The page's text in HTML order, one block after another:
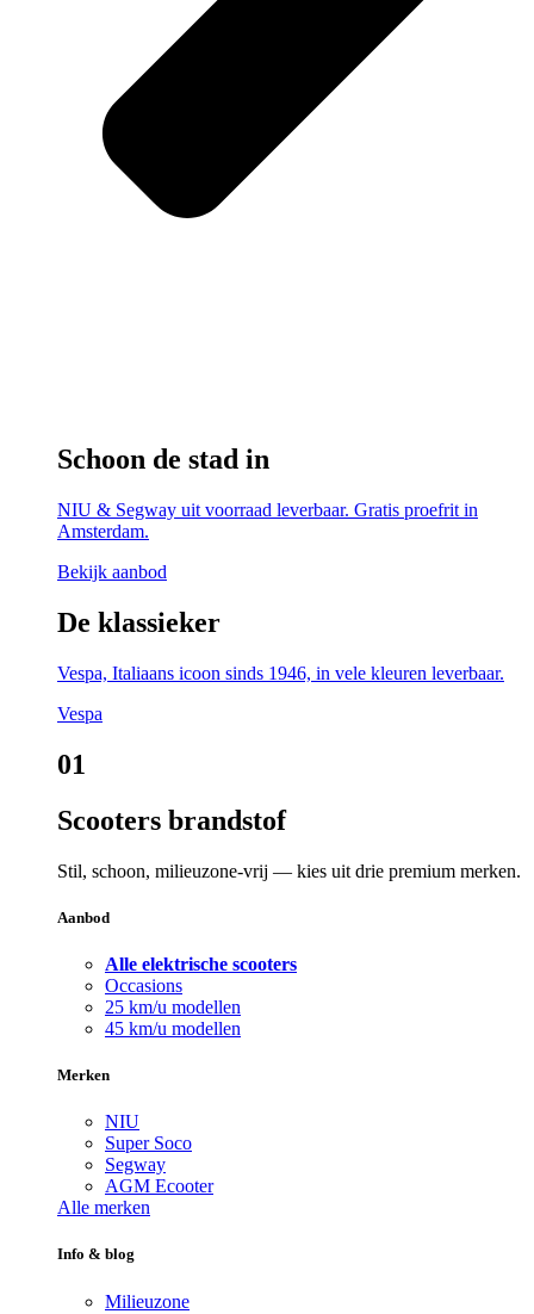
Schoon de stad in
NIU & Segway uit voorraad leverbaar. Gratis proefrit in
Amsterdam.
Bekijk aanbod
De klassieker
Vespa, Italiaans icoon sinds 1946, in vele kleuren leverbaar.
Vespa
01
Scooters brandstof
Stil, schoon, milieuzone-vrij — kies uit drie premium merken.
Aanbod
Alle elektrische scooters
Occasions
25 km/u modellen
45 km/u modellen
Merken
NIU
Super Soco
Segway
AGM Ecooter
Alle merken
Info & blog
Milieuzone